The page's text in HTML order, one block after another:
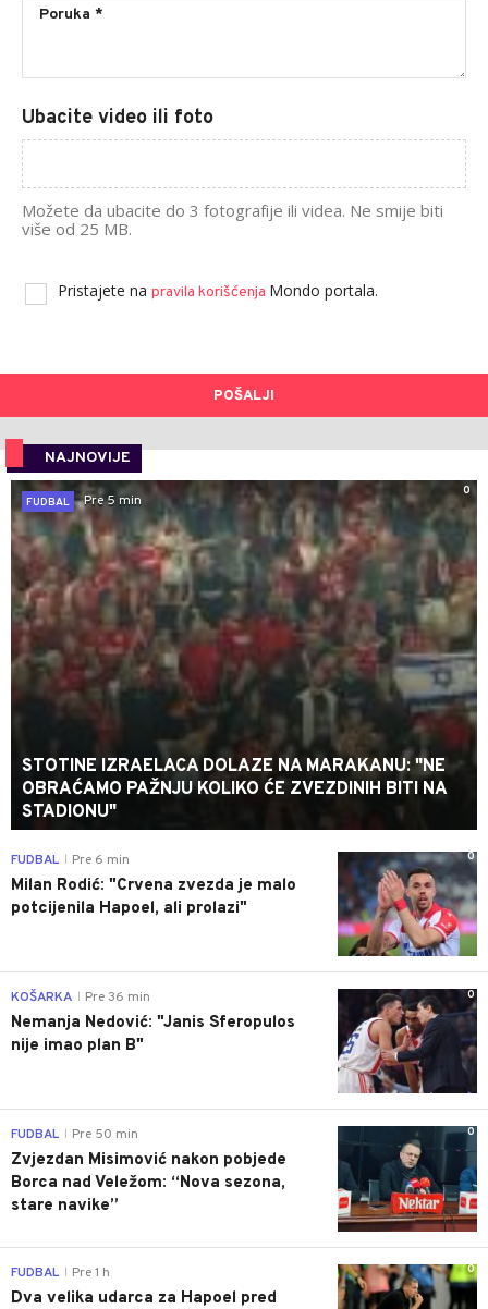
Ubacite video ili foto
Možete da ubacite do 3 fotografije ili videa. Ne smije biti
više od 25 MB.
Pristajete na pravila korišćenja Mondo portala.
POŠALJI
NAJNOVIJE
0
FUDBAL
Pre 5 min
STOTINE IZRAELACA DOLAZE NA MARAKANU: "NE
OBRAĆAMO PAŽNJU KOLIKO ĆE ZVEZDINIH BITI NA
STADIONU"
0
FUDBAL Pre 6 min
Milan Rodić: "Crvena zvezda je malo
potcijenila Hapoel, ali prolazi"
0
KOŠARKA Pre 36 min
Nemanja Nedović: "Janis Sferopulos
nije imao plan B"
0
FUDBAL Pre 50 min
Zvjezdan Misimović nakon pobjede
Borca nad Veležom: “Nova sezona,
stare navike”
0
FUDBAL Pre 1 h
Dva velika udarca za Hapoel pred